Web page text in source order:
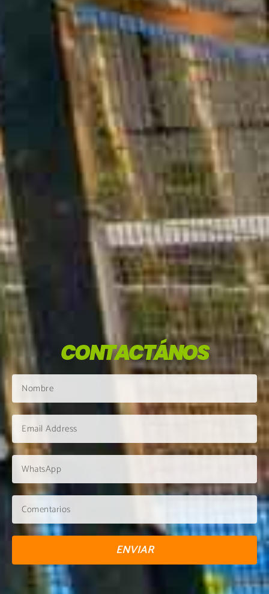
CONTACTÁNOS
ENVIAR